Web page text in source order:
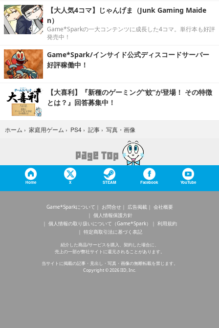
【大人気4コマ】じゃんげま（Junk Gaming Maide
n）
Game*Sparkの一大コンテンツに成長した4コマ。単行本も好評
発売中！
Game*Spark/インサイド公式ディスコードサーバー
好評稼働中！
【大喜利】『新種のゲーミング“蚊”が登場！ その特徴
とは？』回答募集中！
ホーム › 家庭用ゲーム › PS4 › 記事 › 写真・画像
Home X STEAM Facebook YouTube
Game*Sparkについて お問合せ 広告掲載
会社概要
個人情報保護方針
個人情報の取り扱いについて（Game*Spark）
利用規約
特定商取引法に基づく表記
紹介した商品/サービスを購入、契約した場合に、
売上の一部が弊社サイトに還元されることがあります。
当サイトに掲載の記事・見出し・写真・画像の無断転載を禁じます。
Copyright © 2026 IID, Inc.